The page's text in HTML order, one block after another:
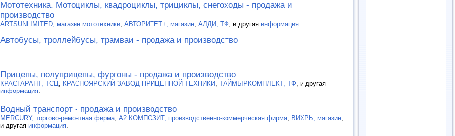
Мототехника. Мотоциклы, квадроциклы, трициклы, снегоходы - продажа и
производство
ARTSUNLIMITED, магазин мототехники, АВТОРИТЕТ+, магазин, АЛДИ, ТФ, и другая информация.
Автобусы, троллейбусы, трамваи - продажа и производство
Прицепы, полуприцепы, фургоны - продажа и производство
КРАСГАРАНТ, ТСЦ, КРАСНОЯРСКИЙ ЗАВОД ПРИЦЕПНОЙ ТЕХНИКИ, ТАЙМЫРКОМПЛЕКТ, ТФ, и другая
информация.
Водный транспорт - продажа и производство
MERCURY, торгово-ремонтная фирма, А2 КОМПОЗИТ, производственно-коммерческая фирма, ВИХРЬ, магазин,
и другая информация.